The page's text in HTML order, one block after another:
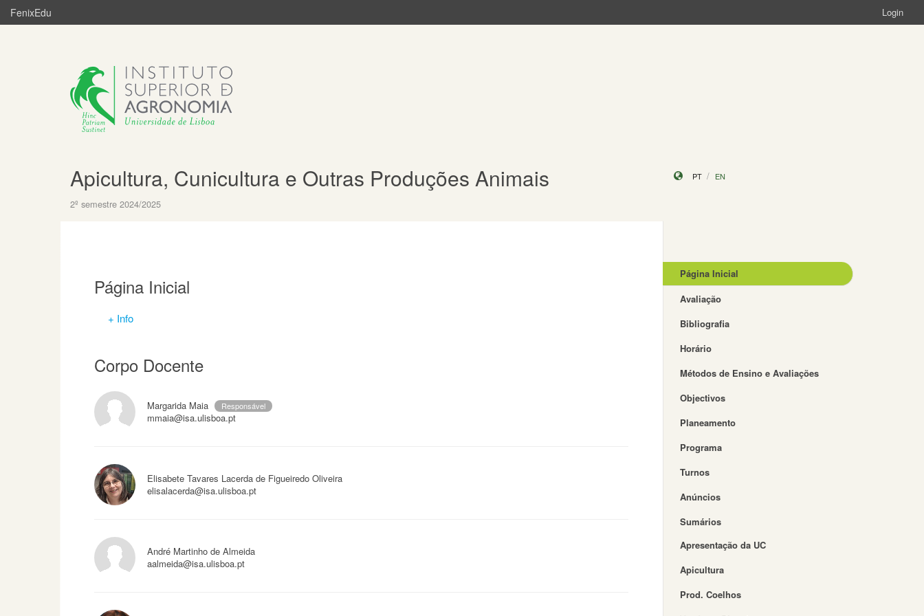
FenixEdu Login
Apicultura, Cunicultura e Outras Produções Animais
2º semestre 2024/2025
PT EN
Página Inicial
+ Info
Corpo Docente
Margarida Maia Responsável
mmaia@isa.ulisboa.pt
Elisabete Tavares Lacerda de Figueiredo Oliveira
elisalacerda@isa.ulisboa.pt
André Martinho de Almeida
aalmeida@isa.ulisboa.pt
Página Inicial
Avaliação
Bibliografia
Horário
Métodos de Ensino e Avaliações
Objectivos
Planeamento
Programa
Turnos
Anúncios
Sumários
Apresentação da UC
Apicultura
Prod. Coelhos